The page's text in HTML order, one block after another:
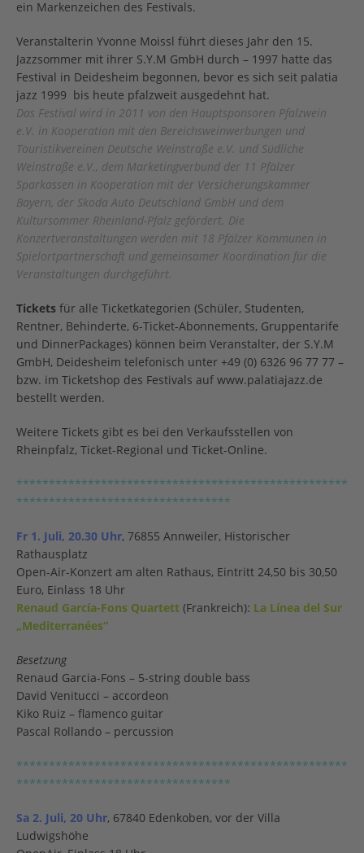
ein Markenzeichen des Festivals.
Veranstalterin Yvonne Moissl führt dieses Jahr den 15.
Jazzsommer mit ihrer S.Y.M GmbH durch – 1997 hatte das
Festival in Deidesheim begonnen, bevor es sich seit palatia
jazz 1999 bis heute pfalzweit ausgedehnt hat.
Das Festival wird in 2011 von den Hauptsponsoren Pfalzwein
e.V. in Kooperation mit den Bereichsweinwerbungen und
Touristikvereinen Deutsche Weinstraße e.V. und Südliche
Weinstraße e.V., dem Marketingverbund der 11 Pfälzer
Sparkassen in Kooperation mit der Versicherungskammer
Bayern, der Skoda Auto Deutschland GmbH und dem
Kultursommer Rheinland-Pfalz gefördert. Die
Konzertveranstaltungen werden mit 18 Pfälzer Kommunen in
Spielortpartnerschaft und gemeinsamer Koordination für die
Veranstaltungen durchgeführt.
Tickets für alle Ticketkategorien (Schüler, Studenten,
Rentner, Behinderte, 6-Ticket-Abonnements, Gruppentarife
und DinnerPackages) können beim Veranstalter, der S.Y.M
GmbH, Deidesheim telefonisch unter +49 (0) 6326 96 77 77 –
bzw. im Ticketshop des Festivals auf www.palatiajazz.de
bestellt werden.
Weitere Tickets gibt es bei den Verkaufsstellen von
Rheinpfalz, Ticket-Regional und Ticket-Online.
***************************************************
*********************************
Fr 1. Juli, 20.30 Uhr, 76855 Annweiler, Historischer
Rathausplatz
Open-Air-Konzert am alten Rathaus, Eintritt 24,50 bis 30,50
Euro, Einlass 18 Uhr
Renaud García-Fons Quartett (Frankreich): La Línea del Sur
„Mediterranées“
Besetzung
Renaud Garcia-Fons – 5-string double bass
David Venitucci – accordeon
Kiko Ruiz – flamenco guitar
Pascal Rollando – percussion
***************************************************
*********************************
Sa 2. Juli, 20 Uhr, 67840 Edenkoben, vor der Villa
Ludwigshöhe